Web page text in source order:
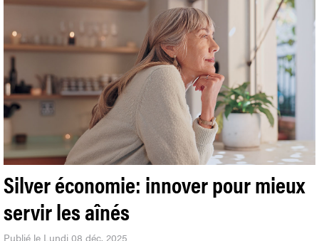
Silver économie: innover pour mieux
servir les aînés
Publié le Lundi 08 déc. 2025